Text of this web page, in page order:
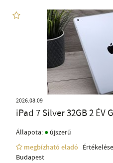
2026.08.09
iPad 7 Silver 32GB 2 ÉV
Állapota: ● újszerű
megbízható eladó
Budapest